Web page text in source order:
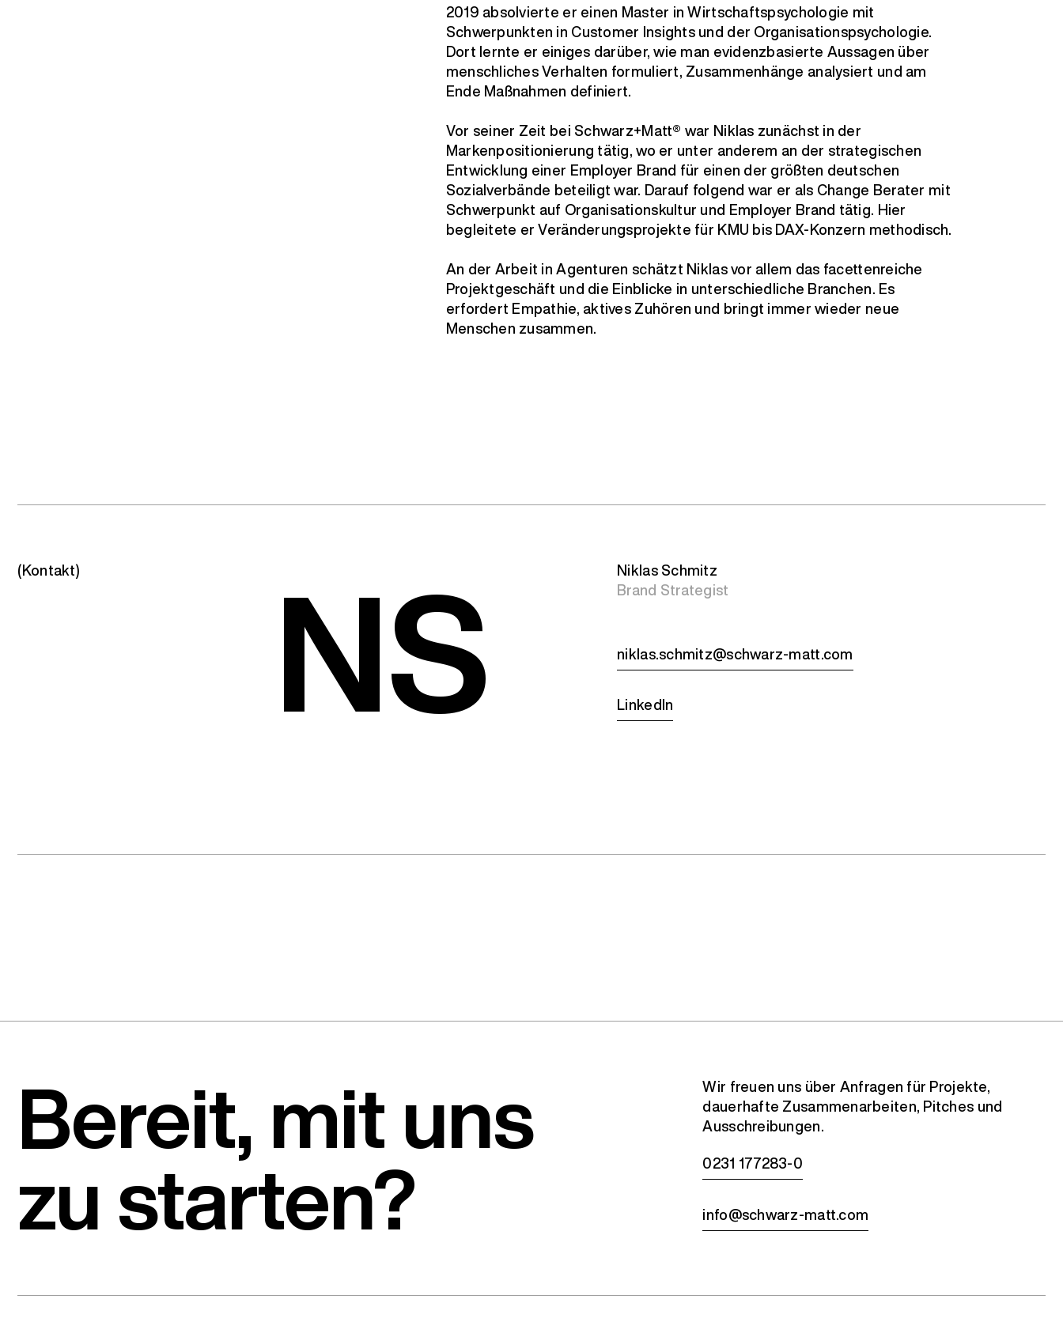
2019 absolvierte er einen Master in Wirtschaftspsychologie mit
Schwerpunkten in Customer Insights und der Organisationspsychologie.
Dort lernte er einiges darüber, wie man evidenzbasierte Aussagen über
menschliches Verhalten formuliert, Zusammenhänge analysiert und am
Ende Maßnahmen definiert.
Vor seiner Zeit bei Schwarz+Matt® war Niklas zunächst in der
Markenpositionierung tätig, wo er unter anderem an der strategischen
Entwicklung einer Employer Brand für einen der größten deutschen
Sozialverbände beteiligt war. Darauf folgend war er als Change Berater mit
Schwerpunkt auf Organisationskultur und Employer Brand tätig. Hier
begleitete er Veränderungsprojekte für KMU bis DAX-Konzern methodisch.
An der Arbeit in Agenturen schätzt Niklas vor allem das facettenreiche
Projektgeschäft und die Einblicke in unterschiedliche Branchen. Es
erfordert Empathie, aktives Zuhören und bringt immer wieder neue
Menschen zusammen.
(Kontakt) NS
Niklas Schmitz
Brand Strategist
niklas.schmitz@schwarz-matt.com
LinkedIn
Bereit, mit uns
zu starten?
Wir freuen uns über Anfragen für Projekte,
dauerhafte Zusammenarbeiten, Pitches und
Ausschreibungen.
0231 177283-0
info@schwarz-matt.com